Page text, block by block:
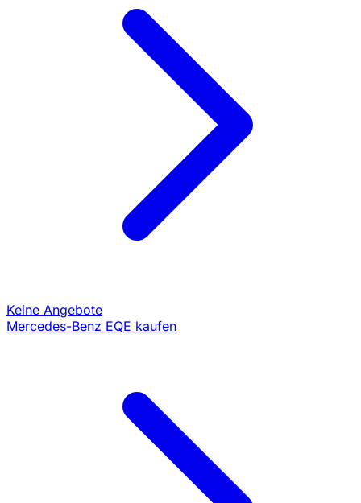
Keine Angebote
Mercedes-Benz EQE kaufen